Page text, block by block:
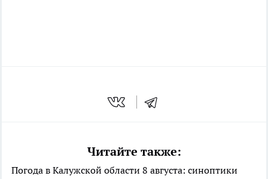
Читайте также:
Погода в Калужской области 8 августа: синоптики